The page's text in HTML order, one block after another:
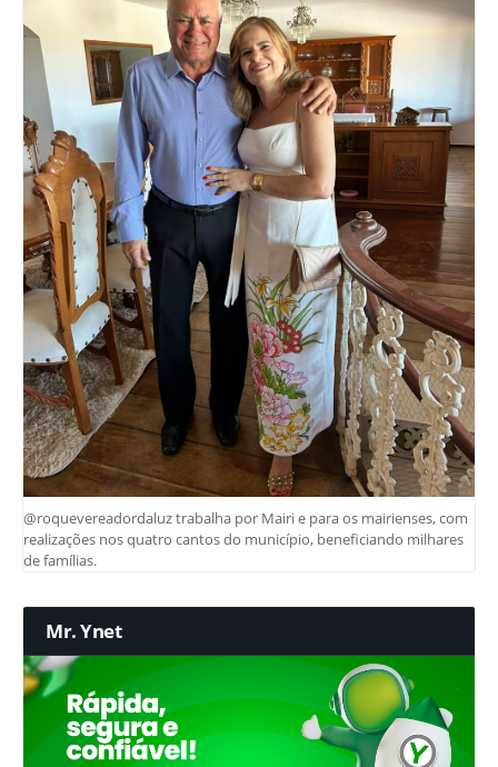
@roquevereadordaluz trabalha por Mairi e para os mairienses, com
realizações nos quatro cantos do município, beneficiando milhares
de famílias.
Mr. Ynet